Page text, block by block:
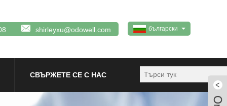
български
shirleyxu@odowell.com
СВЪРЖЕТЕ СЕ С НАС